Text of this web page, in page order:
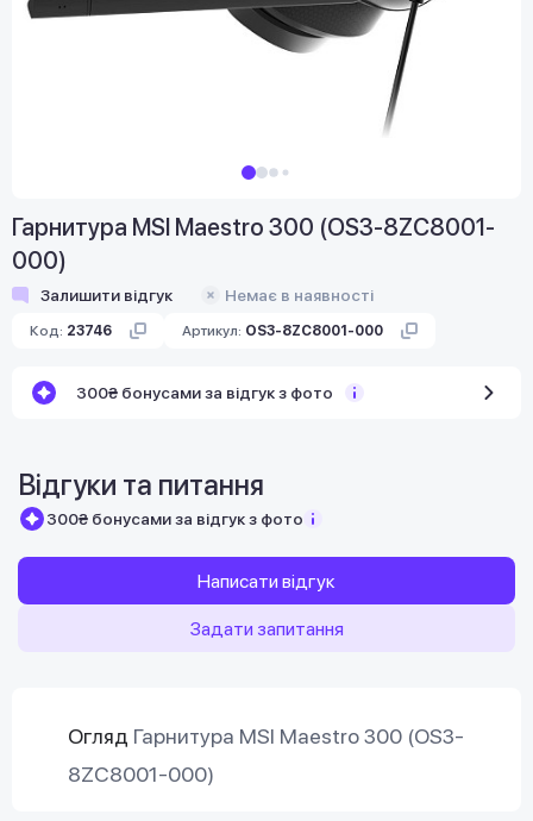
Гарнитура MSI Maestro 300 (OS3-8ZC8001-
000)
Залишити відгук Немає в наявності
Код: 23746 Артикул: OS3-8ZC8001-000
300₴ бонусами за відгук з фото
Відгуки та питання
300₴ бонусами за відгук з фото
Написати відгук
Задати запитання
Огляд Гарнитура MSI Maestro 300 (OS3-
8ZC8001-000)